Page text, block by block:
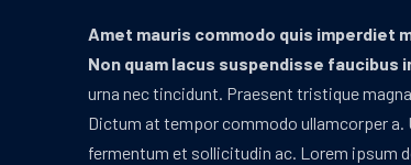
Amet mauris commodo quis imperdiet
Non quam lacus suspendisse faucibus
urna nec tincidunt. Praesent tristique
Dictum at tempor commodo ullamcorper
fermentum et sollicitudin ac. Lorem ipsum